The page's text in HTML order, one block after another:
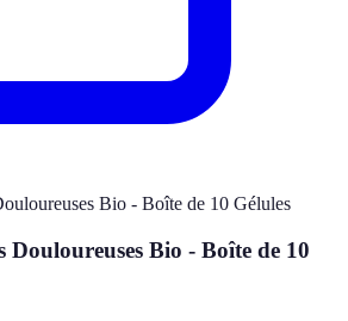
Douloureuses Bio - Boîte de 10